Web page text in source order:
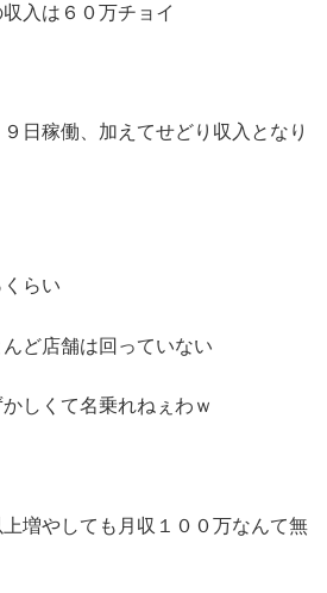
入は６０万チョイ
日稼働、加えてせどり収入となり
らい
ど店舗は回っていない
しくて名乗れねぇわｗ
増やしても月収１００万なんて無